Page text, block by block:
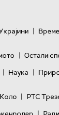
| Време
| Остали
| Наука |
| РТС